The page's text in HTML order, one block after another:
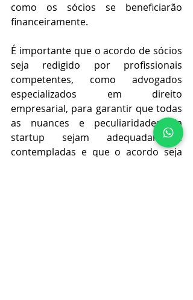
como os sócios se beneficiarão
financeiramente.
É importante que o acordo de sócios
seja redigido por profissionais
competentes, como advogados
especializados em direito
empresarial, para garantir que todas
as nuances e peculiaridades da
startup sejam adequadamente
contempladas e que o acordo seja